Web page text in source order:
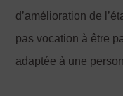
d’amélioration de
pas vocation à être
adaptée à une